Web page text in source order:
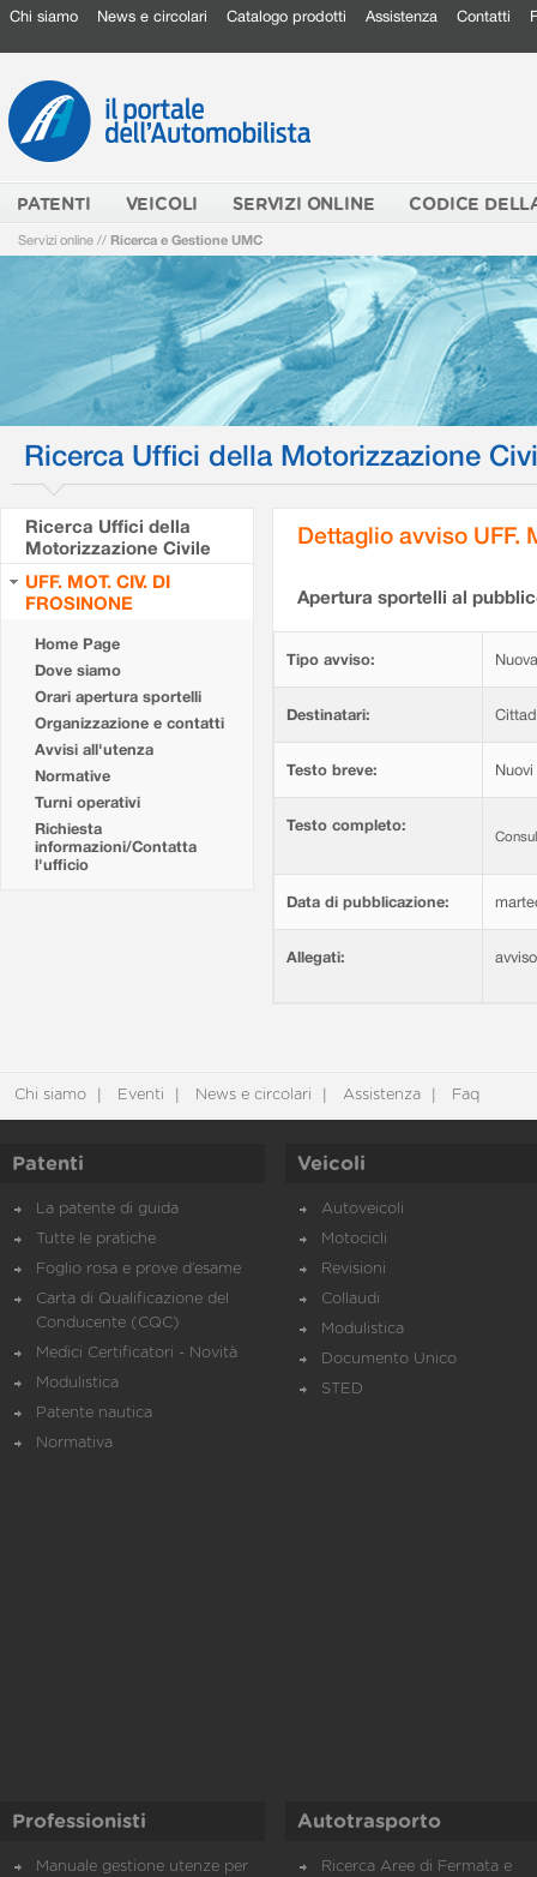
Chi siamo News e circolari Catalogo prodotti Assistenza Contatti
PATENTI VEICOLI SERVIZI ONLINE CODICE
Servizi online // Ricerca e Gestione UMC
Ricerca Uffici della Motorizzazione
Ricerca Uffici della
Motorizzazione Civile
UFF. MOT. CIV. DI
FROSINONE
Home Page
Dove siamo
Orari apertura sportelli
Organizzazione e contatti
Avvisi all'utenza
Normative
Turni operativi
Richiesta
informazioni/Contatta
l'ufficio
Dettaglio avviso UFF.
Apertura sportelli al
Tipo avviso:
Destinatari:
Testo breve:
Testo completo:
Data di pubblicazione:
Allegati:
Chi siamo Eventi News e circolari Assistenza Faq
Patenti
La patente di guida
Tutte le pratiche
Foglio rosa e prove d’esame
Carta di Qualificazione del
Conducente (CQC)
Medici Certificatori - Novità
Modulistica
Patente nautica
Normativa
Veicoli
Autoveicoli
Motocicli
Revisioni
Collaudi
Modulistica
Documento Unico
STED
Professionisti
Manuale gestione utenze per
Autotrasporto
Ricerca Aree di Fermata e